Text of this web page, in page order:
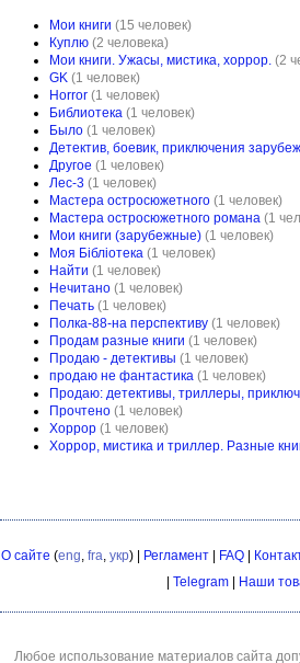
Мои книги (15 человек)
Куплю (2 человека)
Мои книги. Ужасы, мистика, хоррор. (2
GK (1 человек)
Horror (1 человек)
Библиотека (1 человек)
Было (1 человек)
Детектив, боевик, приключения
Другое (1 человек)
Лес-3 (1 человек)
Мастера остросюжетного (1 человек)
Мастера остросюжетного романа (1
Мои книги (зарубежные) (1 человек)
Моя Бібліотека (1 человек)
Найти (1 человек)
Нечитано (1 человек)
Печать (1 человек)
Полка-88-на перспективу (1 человек)
Продам разные книги (1 человек)
Продаю - детективы (1 человек)
продаю не фантастика (1 человек)
Продаю: детективы, триллеры,
Прочтено (1 человек)
Хоррор (1 человек)
Хоррор, мистика и триллер. Разные
О сайте (eng, fra, укр) | Регламент| FAQ|
Telegram Наши
Любое использование материалов сайта